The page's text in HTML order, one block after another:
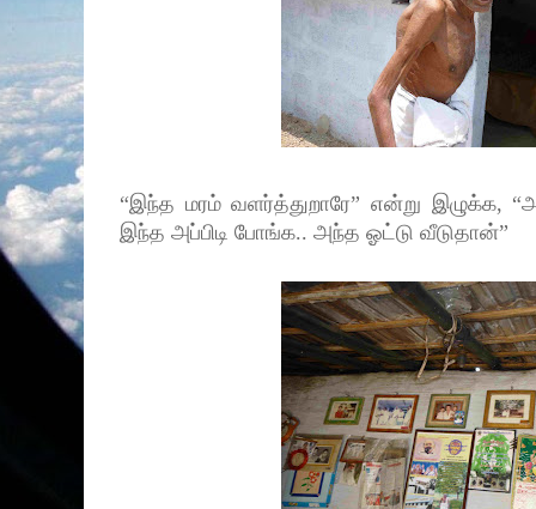
“இந்த மரம் வளர்த்துறாரே” என்று இழுக்க,
இந்த அப்பிடி போங்க.. அந்த ஓட்டு வீடுதான்”